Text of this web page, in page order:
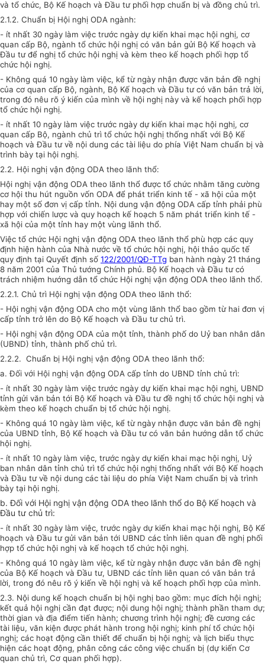
và tổ chức, Bộ Kế hoạch và Đầu tư phối hợp chuẩn bị và đồng chủ trì.
2.1.2. Chuẩn bị Hội nghị ODA ngành:
- ít nhất 30 ngày làm việc trước ngày dự kiến khai mạc hội nghị, cơ
quan cấp Bộ, ngành tổ chức hội nghị có văn bản gửi Bộ Kế hoạch và
Đầu tư để nghị tổ chức hội nghị và kèm theo kế hoạch phối hợp tổ
chức hội nghị.
- Không quá 10 ngày làm việc, kể từ ngày nhận được văn bản đề nghị
của cơ quan cấp Bộ, ngành, Bộ Kế hoạch và Đầu tư có văn bản trả lời,
trong đó nêu rõ ý kiến của mình về hội nghị này và kế hoạch phối hợp
tổ chức hội nghị.
- ít nhất 10 ngày làm việc trước ngày dự kiến khai mạc hội nghị, cơ
quan cấp Bộ, ngành chủ trì tổ chức hội nghị thống nhất với Bộ Kế
hoạch và Đầu tư về nội dung các tài liệu do phía Việt Nam chuẩn bị và
trình bày tại hội nghị.
2.2. Hội nghị vận động ODA theo lãnh thổ:
Hội nghị vận động ODA theo lãnh thổ được tổ chức nhằm tăng cường
cơ hội thu hút nguồn vốn ODA để phát triển kinh tế - xã hội của một
hay một số đơn vị cấp tỉnh. Nội dung vận động ODA cấp tỉnh phải phù
hợp với chiến lược và quy hoạch kế hoạch 5 năm phát triển kinh tế -
xã hội của một tỉnh hay một vùng lãnh thổ.
Việc tổ chức Hội nghị vận động ODA theo lãnh thổ phù hợp các quy
định hiện hành của Nhà nước về tổ chức hội nghị, hội thảo quốc tế
quy định tại Quyết định số 122/2001/QĐ-TTg ban hành ngày 21 tháng
8 năm 2001 của Thủ tướng Chính phủ. Bộ Kế hoạch và Đầu tư có
trách nhiệm hướng dẫn tổ chức Hội nghị vận động ODA theo lãnh thổ.
2.2.1. Chủ trì Hội nghị vận động ODA theo lãnh thổ:
- Hội nghị vận động ODA cho một vùng lãnh thổ bao gồm từ hai đơn vị
cấp tỉnh trở lên do Bộ Kế hoạch và Đầu tư chủ trì.
- Hội nghị vận động ODA của một tỉnh, thành phố do Uỷ ban nhân dân
(UBND) tỉnh, thành phố chủ trì.
2.2.2. Chuẩn bị Hội nghị vận động ODA theo lãnh thổ:
a. Đối với Hội nghị vận động ODA cấp tỉnh do UBND tỉnh chủ trì:
- ít nhất 30 ngày làm việc trước ngày dự kiến khai mạc hội nghị, UBND
tỉnh gửi văn bản tới Bộ Kế hoạch và Đầu tư đề nghị tổ chức hội nghị và
kèm theo kế hoạch chuẩn bị tổ chức hội nghị.
- Không quá 10 ngày làm việc, kể từ ngày nhận được văn bản đề nghị
của UBND tỉnh, Bộ Kế hoạch và Đầu tư có văn bản hướng dẫn tổ chức
hội nghị.
- ít nhất 10 ngày làm việc, trước ngày dự kiến khai mạc hội nghị, Uỷ
ban nhân dân tỉnh chủ trì tổ chức hội nghị thống nhất với Bộ Kế hoạch
và Đầu tư về nội dung các tài liệu do phía Việt Nam chuẩn bị và trình
bày tại hội nghị.
b. Đối với Hội nghị vận động ODA theo lãnh thổ do Bộ Kế hoạch và
Đầu tư chủ trì:
- ít nhất 30 ngày làm việc, trước ngày dự kiến khai mạc hội nghị, Bộ Kế
hoạch và Đầu tư gửi văn bản tới UBND các tỉnh liên quan đề nghị phối
hợp tổ chức hội nghị và kế hoạch tổ chức hội nghị.
- Không quá 10 ngày làm việc, kể từ ngày nhận được văn bản đề nghị
của Bộ Kế hoạch và Đầu tư, UBND các tỉnh liên quan có văn bản trả
lời, trong đó nêu rõ ý kiến về hội nghị và kế hoạch phối hợp của mình.
2.3. Nội dung kế hoạch chuẩn bị hội nghị bao gồm: mục đích hội nghị;
kết quả hội nghị cần đạt được; nội dung hội nghị; thành phần tham dự;
thời gian và địa điểm tiến hành; chương trình hội nghị; đề cương các
tài liệu, văn kiện được phát hành trong hội nghị; kinh phí tổ chức hội
nghị; các hoạt động cần thiết để chuẩn bị hội nghị; và lịch biểu thực
hiện các hoạt động, phân công các công việc chuẩn bị (dự kiến Cơ
quan chủ trì, Cơ quan phối hợp).